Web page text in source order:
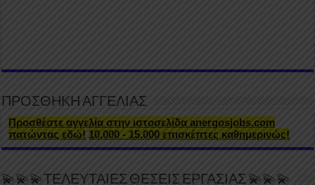
ΠΡΟΣΘΗΚΗ ΑΓΓΕΛΙΑΣ
Προσθέστε αγγελία στην ιστοσελίδα anergosjobs.com
πατώντας εδώ! 10.000 - 15.000 επισκέπτες καθημερινώς!
💫💫💫ΤΕΛΕΥΤΑΙΕΣ ΘΕΣΕΙΣ ΕΡΓΑΣΙΑΣ 💫💫💫